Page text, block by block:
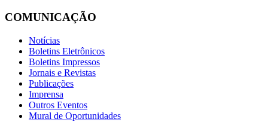
COMUNICAÇÃO
Notícias
Boletins Eletrônicos
Boletins Impressos
Jornais e Revistas
Publicações
Imprensa
Outros Eventos
Mural de Oportunidades